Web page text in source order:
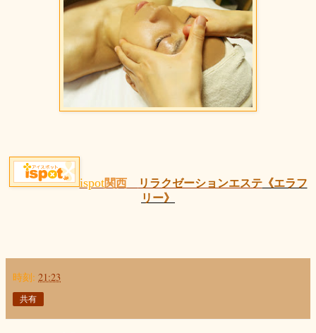
ispot関西 リラクゼーションエステ《エラフ
リー》
時刻: 21:23
共有